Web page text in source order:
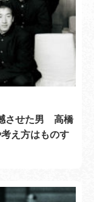
させた男 高橋
え方はものす